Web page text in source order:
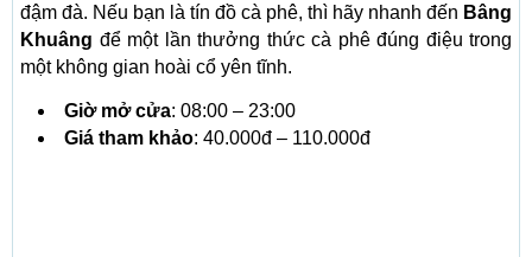
đậm đà. Nếu bạn là tín đồ cà phê, thì hãy nhanh đến Bâng
Khuâng để một lần thưởng thức cà phê đúng điệu trong
một không gian hoài cổ yên tĩnh.
Giờ mở cửa: 08:00 – 23:00
Giá tham khảo: 40.000đ – 110.000đ